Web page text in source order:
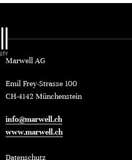
Marwell AG
Emil Frey-Strasse 100
CH-4142 Münchenstein
info@marwell.ch
www.marwell.ch
Datenschutz